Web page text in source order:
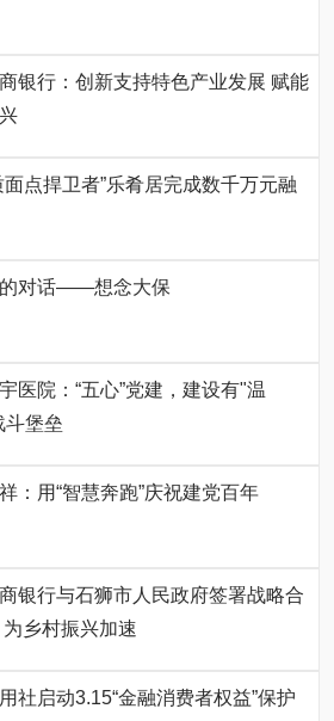
银行：创新支持特色产业发展 赋能
面点捍卫者”乐肴居完成数千万元融
对话——想念大保
医院：“五心”党建，建设有"温
斗堡垒
：用“智慧奔跑”庆祝建党百年
银行与石狮市人民政府签署战略合
乡村振兴加速
社启动3.15“金融消费者权益”保护